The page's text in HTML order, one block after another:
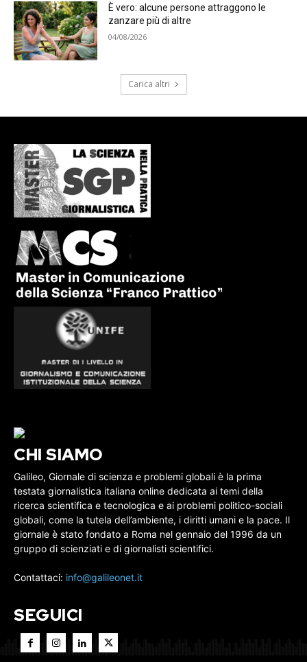
È vero: alcune persone attraggono le
zanzare più di altre
04/08/2026
Carica altri
CHI SIAMO
Galileo, Giornale di scienza e problemi globali è la prima
testata giornalistica italiana online dedicata ai temi della
ricerca scientifica e tecnologica e ai problemi politico-sociali
globali, come la tutela dell’ambiente, i diritti umani e la pace. Il
giornale è stato fondato a Roma nel gennaio del 1996 da un
gruppo di scienziati e di giornalisti scientifici.
Contattaci: info@galileonet.it
SEGUICI